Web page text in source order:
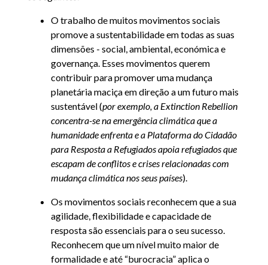
O trabalho de muitos movimentos sociais
promove a sustentabilidade em todas as suas
dimensões - social, ambiental, económica e
governança. Esses movimentos querem
contribuir para promover uma mudança
planetária maciça em direção a um futuro mais
sustentável (por exemplo, a Extinction Rebellion
concentra-se na emergência climática que a
humanidade enfrenta e a Plataforma do Cidadão
para Resposta a Refugiados apoia refugiados que
escapam de conflitos e crises relacionadas com
mudança climática nos seus países).
Os movimentos sociais reconhecem que a sua
agilidade, flexibilidade e capacidade de
resposta são essenciais para o seu sucesso.
Reconhecem que um nível muito maior de
formalidade e até “burocracia” aplica o